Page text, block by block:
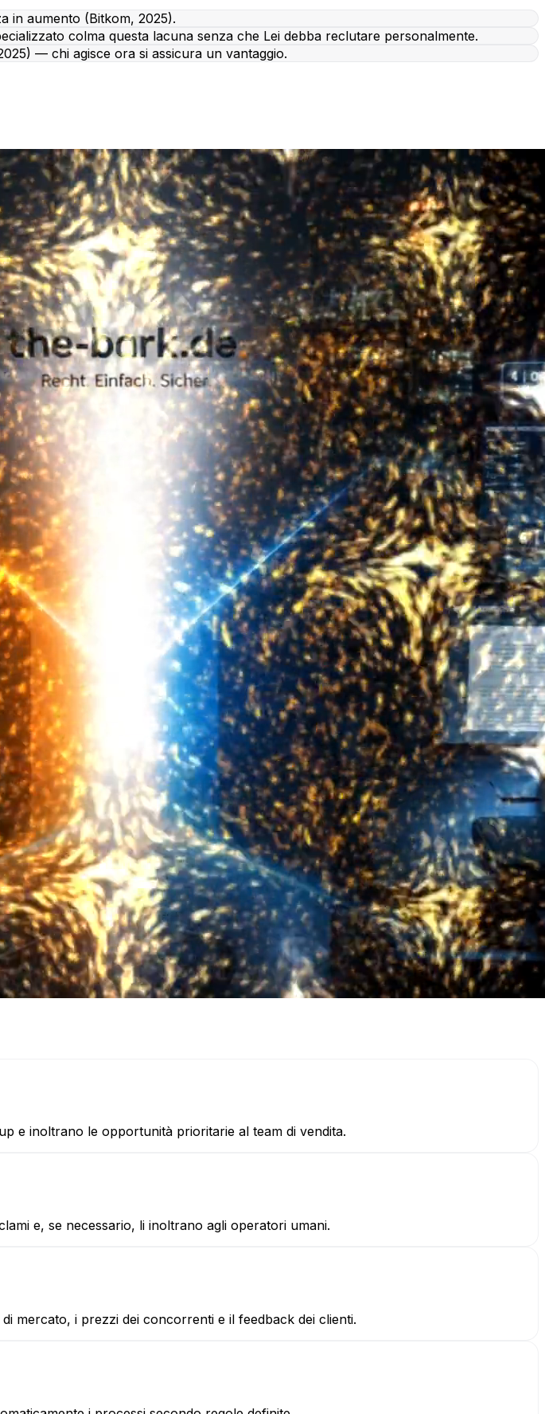
in aumento (Bitkom, 2025).
colma questa lacuna senza che Lei debba reclutare personalmente.
— chi agisce ora si assicura un vantaggio.
e inoltrano le opportunità prioritarie al team di vendita.
e, se necessario, li inoltrano agli operatori umani.
mercato, i prezzi dei concorrenti e il feedback dei clienti.